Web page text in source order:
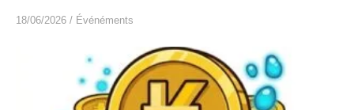
18/06/2026 / Événéments